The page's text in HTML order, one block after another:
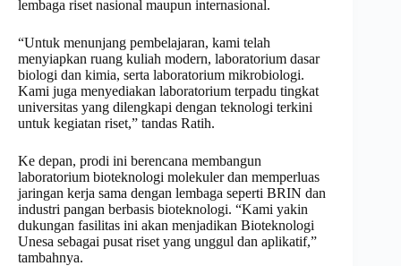
lembaga riset nasional maupun internasional.
“Untuk menunjang pembelajaran, kami telah
menyiapkan ruang kuliah modern, laboratorium dasar
biologi dan kimia, serta laboratorium mikrobiologi.
Kami juga menyediakan laboratorium terpadu tingkat
universitas yang dilengkapi dengan teknologi terkini
untuk kegiatan riset,” tandas Ratih.
Ke depan, prodi ini berencana membangun
laboratorium bioteknologi molekuler dan memperluas
jaringan kerja sama dengan lembaga seperti BRIN dan
industri pangan berbasis bioteknologi. “Kami yakin
dukungan fasilitas ini akan menjadikan Bioteknologi
Unesa sebagai pusat riset yang unggul dan aplikatif,”
tambahnya.